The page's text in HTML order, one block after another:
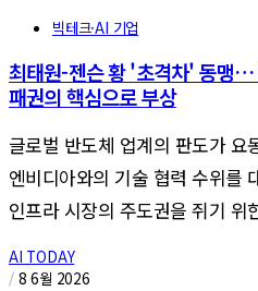
빅테크·AI 기업
최태원-젠슨 황 '초격차' 동맹…
패권의 핵심으로 부상
글로벌 반도체 업계의 판도가 요
엔비디아와의 기술 협력 수위를
인프라 시장의 주도권을 쥐기 위
AI TODAY
/ 8 6월 2026